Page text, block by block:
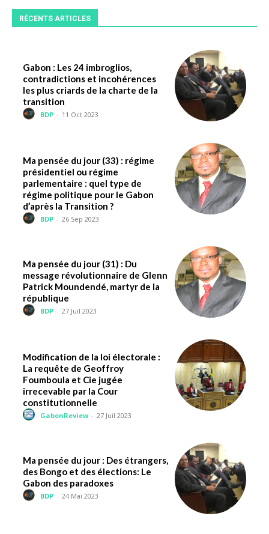
RÉCENTS ARTICLES
Gabon : Les 24 imbroglios,
contradictions et incohérences
les plus criards de la charte de la
transition
BDP - 11 Oct 2023
Ma pensée du jour (33) : régime
présidentiel ou régime
parlementaire : quel type de
régime politique pour le Gabon
d’après la Transition ?
BDP - 26 Sep 2023
Ma pensée du jour (31) : Du
message révolutionnaire de Glenn
Patrick Moundendé, martyr de la
république
BDP - 27 Juil 2023
Modification de la loi électorale :
La requête de Geoffroy
Foumboula et Cie jugée
irrecevable par la Cour
constitutionnelle
GabonReview - 27 Juil 2023
Ma pensée du jour : Des étrangers,
des Bongo et des élections: Le
Gabon des paradoxes
BDP - 24 Mai 2023